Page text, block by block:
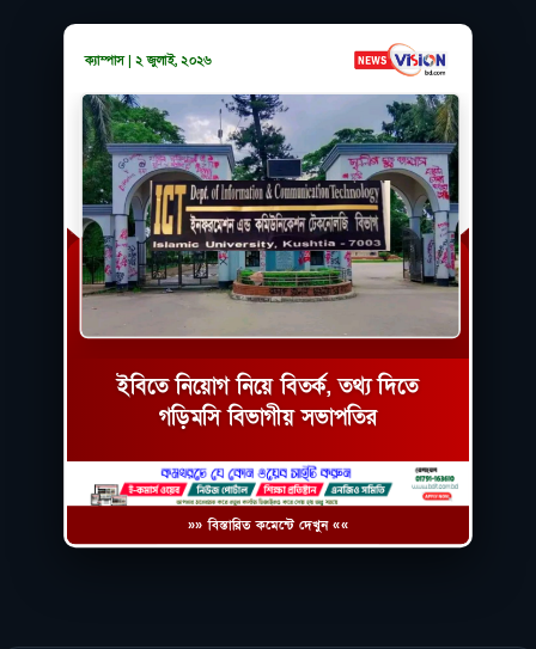
ক্যাম্পাস | ২ জুলাই, ২০২৬
ইবিতে নিয়োগ নিয়ে বিতর্ক, তথ্য দিতে
গড়িমসি বিভাগীয় সভাপতির
»» বিস্তারিত কমেন্টে দেখুন ««